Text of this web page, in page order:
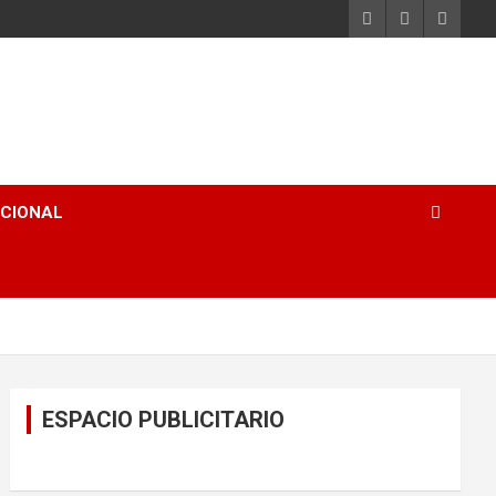
ESPACIO PUBLICITARIO